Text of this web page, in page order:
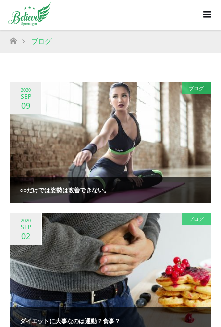
ホーム
ブログ
○○だけでは姿勢は改善できない。
2020
SEP
09
ブログ
ダイエットに大事なのは運動？食事？
2020
SEP
02
ブログ